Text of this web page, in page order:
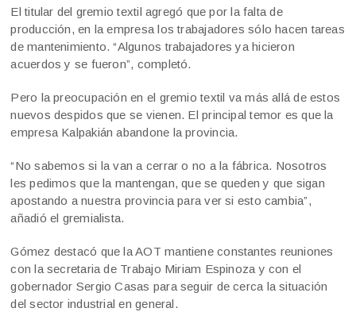
El titular del gremio textil agregó que por la falta de
producción, en la empresa los trabajadores sólo hacen tareas
de mantenimiento. “Algunos trabajadores ya hicieron
acuerdos y se fueron”, completó.
Pero la preocupación en el gremio textil va más allá de estos
nuevos despidos que se vienen. El principal temor es que la
empresa Kalpakián abandone la provincia.
“No sabemos si la van a cerrar o no a la fábrica. Nosotros
les pedimos que la mantengan, que se queden y que sigan
apostando a nuestra provincia para ver si esto cambia”,
añadió el gremialista.
Gómez destacó que la AOT mantiene constantes reuniones
con la secretaria de Trabajo Miriam Espinoza y con el
gobernador Sergio Casas para seguir de cerca la situación
del sector industrial en general.